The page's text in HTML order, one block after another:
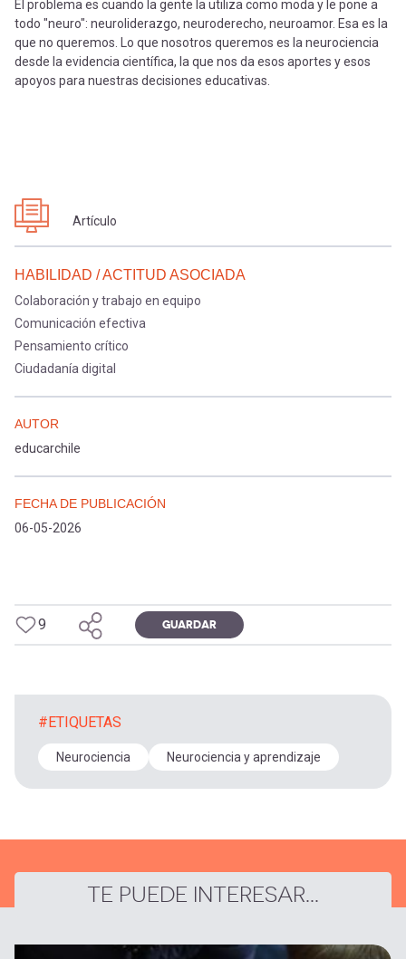
El problema es cuando la gente la utiliza como moda y le pone a
todo "neuro": neuroliderazgo, neuroderecho, neuroamor. Esa es la
que no queremos. Lo que nosotros queremos es la neurociencia
desde la evidencia científica, la que nos da esos aportes y esos
apoyos para nuestras decisiones educativas.
Artículo
HABILIDAD / ACTITUD ASOCIADA
Colaboración y trabajo en equipo
Comunicación efectiva
Pensamiento crítico
Ciudadanía digital
AUTOR
educarchile
FECHA DE PUBLICACIÓN
06-05-2026
9 GUARDAR
#ETIQUETAS
Neurociencia Neurociencia y aprendizaje
TE PUEDE INTERESAR...